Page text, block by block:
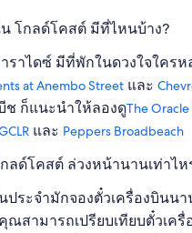
โกลด์โคสต์ มีที่ไหนบ้าง?
ราไดซ์ มีที่พักในดวงใจใคร
at Anembo Street และ
ช ก็แนะนำให้ลองดูThe Oracle
และ Peppers Broadbeach
ลด์โคสต์ ล่วงหน้านานเท่าไห
ประจำมักจองตั๋วเครื่องบินน
ณสามารถเปรียบเทียบตั๋วเครื่